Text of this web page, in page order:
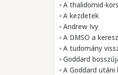
A thalidomid-
A kezdetek
Andrew Ivy
A DMSO a
A tudomány
Goddard
A Goddard utáni